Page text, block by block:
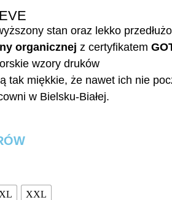
stan oraz lekko
organicznej z certyfikatem
wzory druków
tak miękkie, że nawet ich nie
w Bielsku-Białej.
XL XXL